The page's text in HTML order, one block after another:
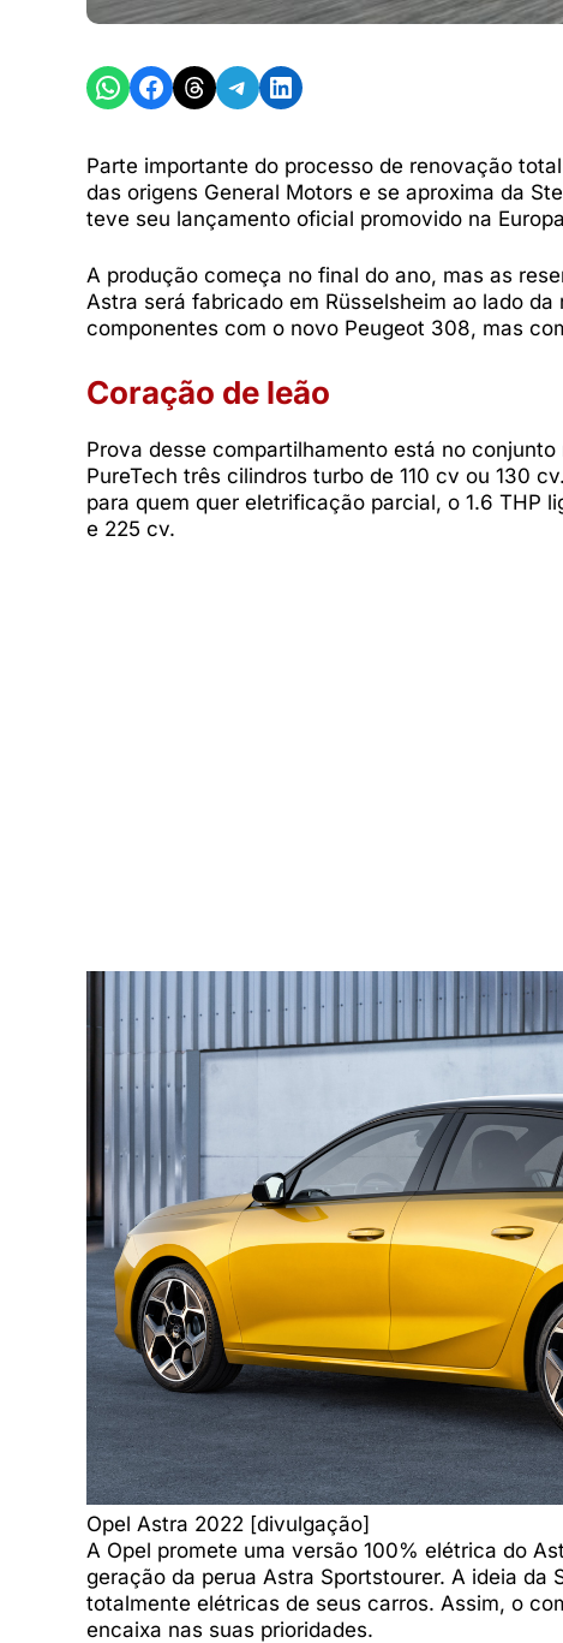
Share on WhatsApp
Share on Facebook
Share on Threads
Share on Telegram
Share on LinkedIn
Parte importante do processo de renovação
das origens General Motors e se aproxima da
teve seu lançamento oficial promovido na
A produção começa no final do ano, mas as
Astra será fabricado em Rüsselsheim ao lado
componentes com o novo Peugeot 308, mas
Coração de leão
Prova desse compartilhamento está no
PureTech três cilindros turbo de 110 cv ou 130
para quem quer eletrificação parcial, o 1.6 THP
e 225 cv.
Opel Astra 2022 [divulgação]
A Opel promete uma versão 100% elétrica do
geração da perua Astra Sportstourer. A ideia
totalmente elétricas de seus carros. Assim, o
encaixa nas suas prioridades.